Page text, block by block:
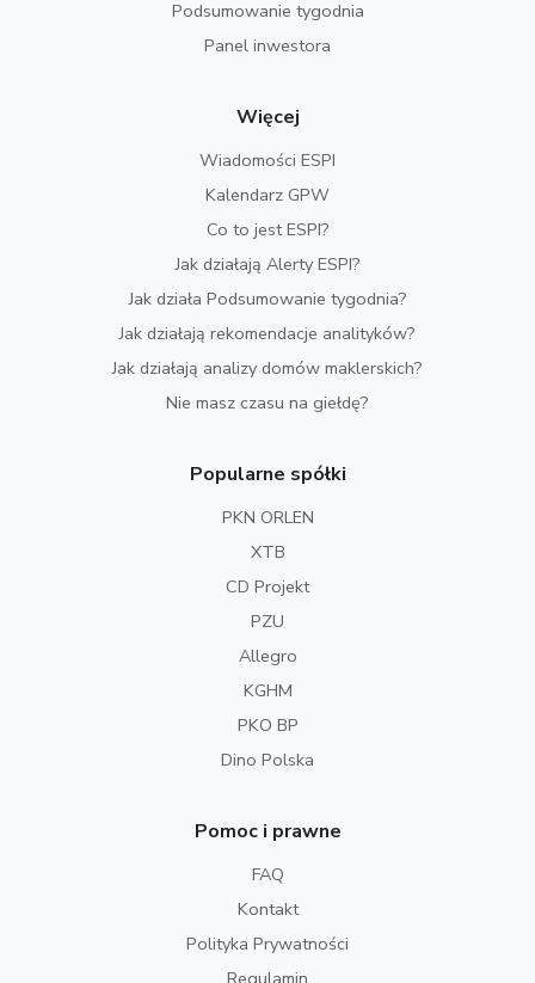
Podsumowanie tygodnia
Panel inwestora
Więcej
Wiadomości ESPI
Kalendarz GPW
Co to jest ESPI?
Jak działają Alerty ESPI?
Jak działa Podsumowanie tygodnia?
Jak działają rekomendacje analityków?
Jak działają analizy domów maklerskich?
Nie masz czasu na giełdę?
Popularne spółki
PKN ORLEN
XTB
CD Projekt
PZU
Allegro
KGHM
PKO BP
Dino Polska
Pomoc i prawne
FAQ
Kontakt
Polityka Prywatności